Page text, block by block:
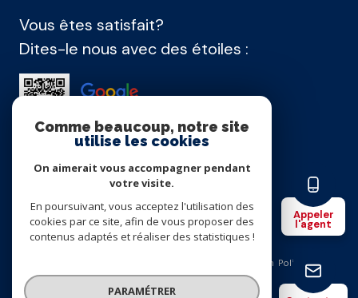
Appeler
l'agent
Vous êtes satisfait?
Dites-le nous avec des étoiles :
Agence membre
Admin Politique
RGPD © 2026 | Tous droits réservés
Comme beaucoup, notre site
utilise les cookies
On aimerait vous accompagner pendant
votre visite.
En poursuivant, vous acceptez l'utilisation des
cookies par ce site, afin de vous proposer des
contenus adaptés et réaliser des statistiques !
PARAMÉTRER